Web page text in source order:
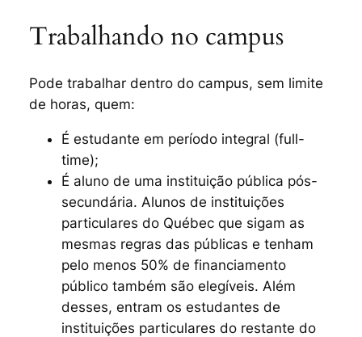
Trabalhando no campus
Pode trabalhar dentro do campus, sem limite
de horas, quem:
É estudante em período integral (full-
time);
É aluno de uma instituição pública pós-
secundária. Alunos de instituições
particulares do Québec que sigam as
mesmas regras das públicas e tenham
pelo menos 50% de financiamento
público também são elegíveis. Além
desses, entram os estudantes de
instituições particulares do restante do